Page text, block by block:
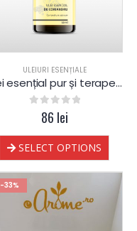
ULEIURI ESENȚIALE
Ulei esențial pur și terapeutic de Coriandru
out of 5
86 lei
SELECT OPTIONS
-33%